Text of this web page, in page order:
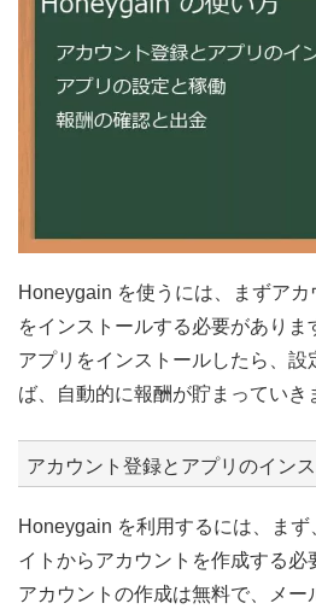
Honeygain を使うには、まずアカ
をインストールする必要がありま
アプリをインストールしたら、設
ば、自動的に報酬が貯まっていき
アカウント登録とアプリのイン
Honeygain を利用するには、ま
イトからアカウントを作成する必
アカウントの作成は無料で、メー